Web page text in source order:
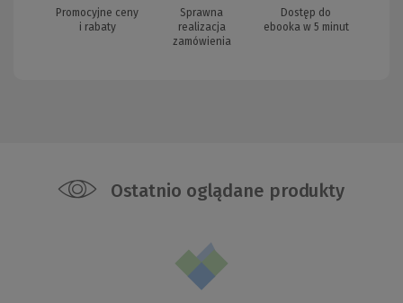
Promocyjne ceny
i rabaty
Sprawna
realizacja
zamówienia
Dostęp do
ebooka w 5 minut
Ostatnio oglądane produkty